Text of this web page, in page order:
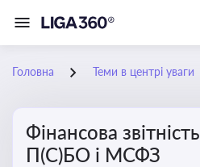
Головна Теми в центрі уваги
Фінансова
П(С)БО і МСФЗ